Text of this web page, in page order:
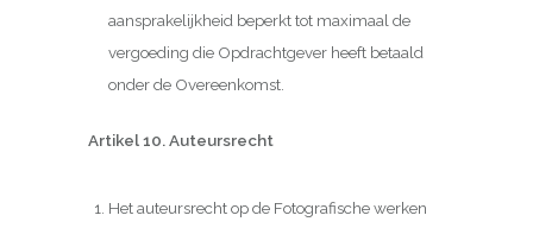
aansprakelijkheid beperkt tot maximaal de
vergoeding die Opdrachtgever heeft betaald
onder de Overeenkomst.
Artikel10.Auteursrecht
Het auteursrecht op de Fotografische werken